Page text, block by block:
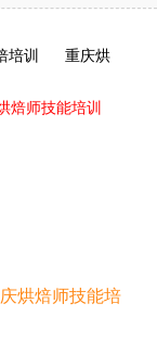
培训
重庆烘
焙师技能培训
烘焙师技能培